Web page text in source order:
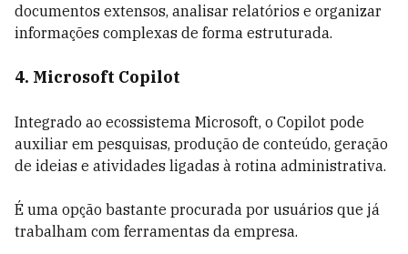
documentos extensos, analisar relatórios e organizar
informações complexas de forma estruturada.
4. Microsoft Copilot
Integrado ao ecossistema Microsoft, o Copilot pode
auxiliar em pesquisas, produção de conteúdo, geração
de ideias e atividades ligadas à rotina administrativa.
É uma opção bastante procurada por usuários que já
trabalham com ferramentas da empresa.